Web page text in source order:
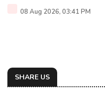
08 Aug 2026, 03:41 PM
SHARE US